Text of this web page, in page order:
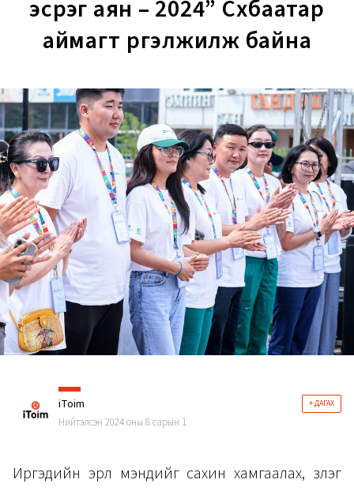
эсрэг аян – 2024” Сүхбаатар
аймагт үргэлжилж байна
iToim + ДАГАХ
Нийтэлсэн 2024 оны 8 сарын 1
Иргэдийн эрүүл мэндийг сахин хамгаалах, үзлэг